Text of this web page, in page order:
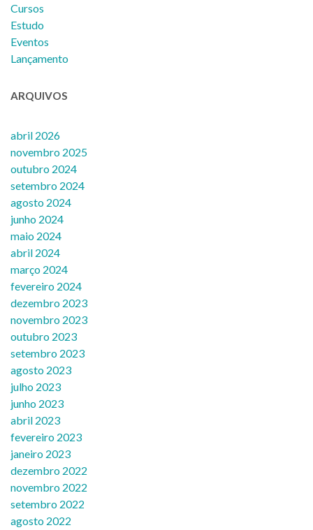
Cursos
Estudo
Eventos
Lançamento
ARQUIVOS
abril 2026
novembro 2025
outubro 2024
setembro 2024
agosto 2024
junho 2024
maio 2024
abril 2024
março 2024
fevereiro 2024
dezembro 2023
novembro 2023
outubro 2023
setembro 2023
agosto 2023
julho 2023
junho 2023
abril 2023
fevereiro 2023
janeiro 2023
dezembro 2022
novembro 2022
setembro 2022
agosto 2022